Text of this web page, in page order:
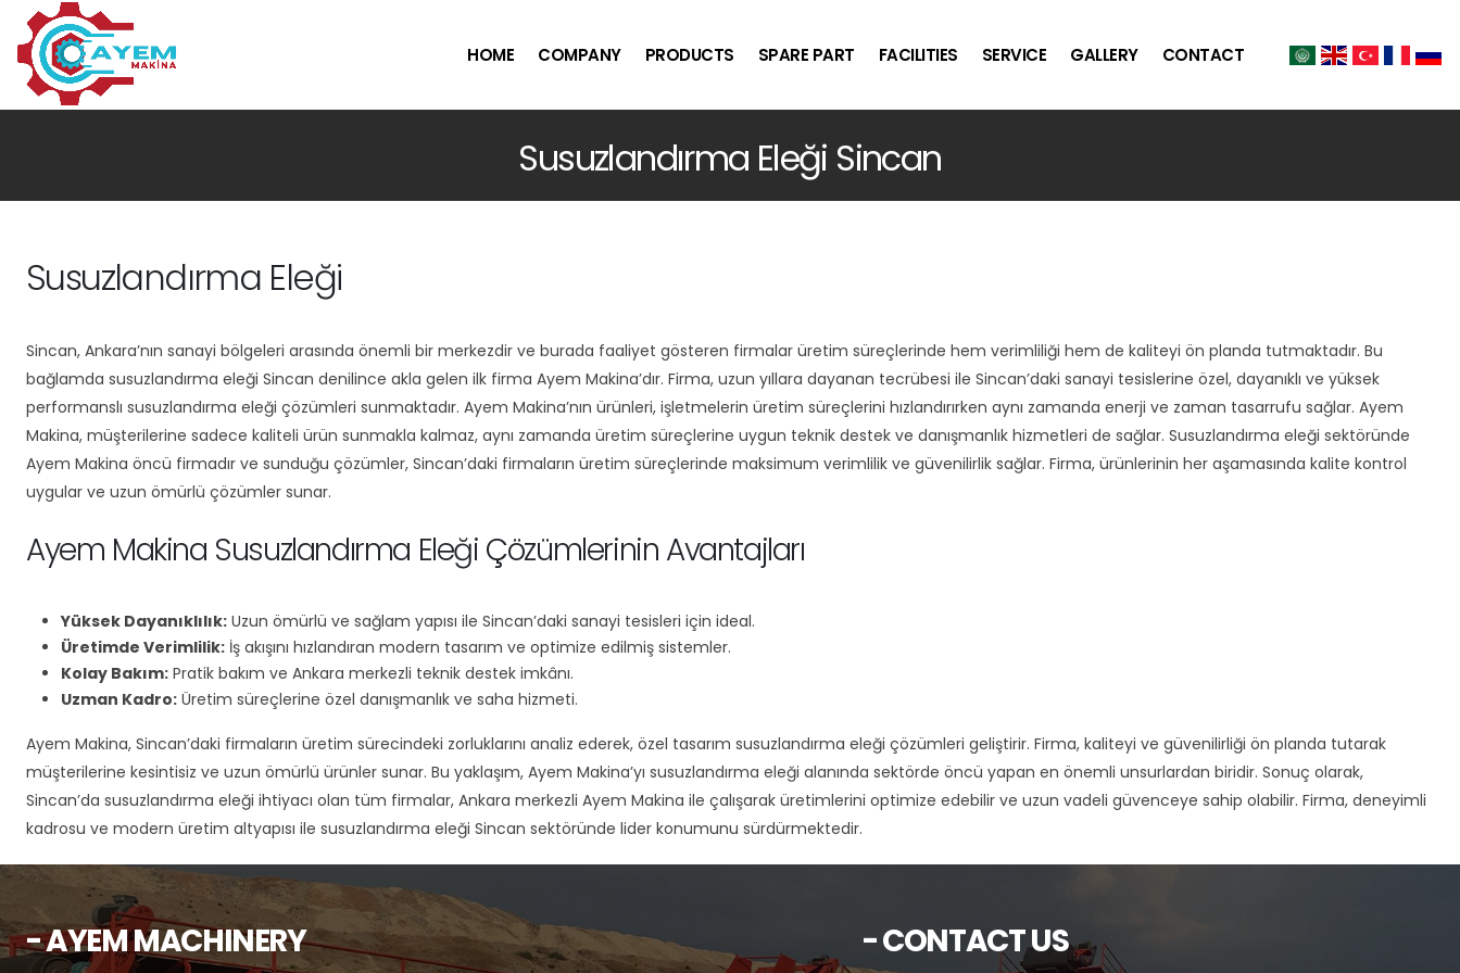
HOME COMPANY PRODUCTS SPARE PART FACILITIES SERVICE GALLERY CONTACT
Susuzlandırma Eleği Sincan
Susuzlandırma Eleği
Sincan, Ankara’nın sanayi bölgeleri arasında önemli bir merkezdir ve burada faaliyet gösteren firmalar üretim süreçlerinde hem verimliliği hem de kaliteyi ön planda tutmaktadır. Bu
bağlamda susuzlandırma eleği Sincan denilince akla gelen ilk firma Ayem Makina’dır. Firma, uzun yıllara dayanan tecrübesi ile Sincan’daki sanayi tesislerine özel, dayanıklı ve yüksek
performanslı susuzlandırma eleği çözümleri sunmaktadır. Ayem Makina’nın ürünleri, işletmelerin üretim süreçlerini hızlandırırken aynı zamanda enerji ve zaman tasarrufu sağlar. Ayem
Makina, müşterilerine sadece kaliteli ürün sunmakla kalmaz, aynı zamanda üretim süreçlerine uygun teknik destek ve danışmanlık hizmetleri de sağlar. Susuzlandırma eleği sektöründe
Ayem Makina öncü firmadır ve sunduğu çözümler, Sincan’daki firmaların üretim süreçlerinde maksimum verimlilik ve güvenilirlik sağlar. Firma, ürünlerinin her aşamasında kalite kontrol
uygular ve uzun ömürlü çözümler sunar.
Ayem Makina Susuzlandırma Eleği Çözümlerinin Avantajları
Yüksek Dayanıklılık: Uzun ömürlü ve sağlam yapısı ile Sincan’daki sanayi tesisleri için ideal.
Üretimde Verimlilik: İş akışını hızlandıran modern tasarım ve optimize edilmiş sistemler.
Kolay Bakım: Pratik bakım ve Ankara merkezli teknik destek imkânı.
Uzman Kadro: Üretim süreçlerine özel danışmanlık ve saha hizmeti.
Ayem Makina, Sincan’daki firmaların üretim sürecindeki zorluklarını analiz ederek, özel tasarım susuzlandırma eleği çözümleri geliştirir. Firma, kaliteyi ve güvenilirliği ön planda tutarak
müşterilerine kesintisiz ve uzun ömürlü ürünler sunar. Bu yaklaşım, Ayem Makina’yı susuzlandırma eleği alanında sektörde öncü yapan en önemli unsurlardan biridir. Sonuç olarak,
Sincan’da susuzlandırma eleği ihtiyacı olan tüm firmalar, Ankara merkezli Ayem Makina ile çalışarak üretimlerini optimize edebilir ve uzun vadeli güvenceye sahip olabilir. Firma, deneyimli
kadrosu ve modern üretim altyapısı ile susuzlandırma eleği Sincan sektöründe lider konumunu sürdürmektedir.
- AYEM MACHINERY - CONTACT US